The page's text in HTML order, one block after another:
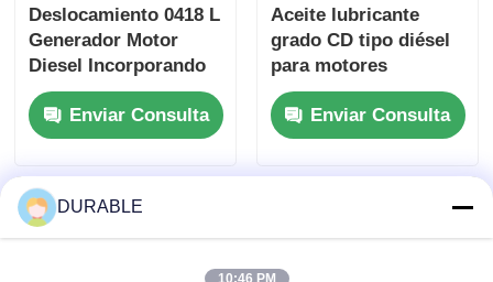
Deslocamiento 0418 L
Generador Motor
Diesel Incorporando
Abertura × Trazo 86 ×
72 mm y Dimensión
General 420 × 440 ×
para el rendimiento
Enviar Consulta
Aceite lubricante
grado CD tipo diésel
para motores
industriales de cuatro
tiempos, diseñado
para máxima
Enviar Consulta
DURABLE
10:46 PM